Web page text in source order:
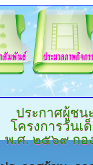
ประกาศผู้ชน
โครงการวันเ
พ.ศ. ๒๕๖๙ กอ